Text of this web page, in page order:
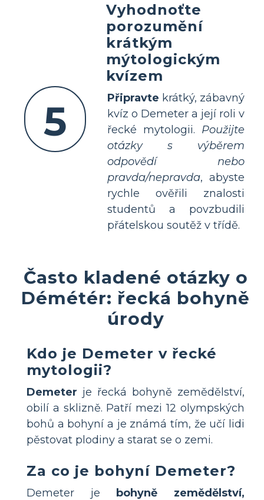
5
Vyhodnoťte
porozumění
krátkým
mýtologickým
kvízem
Připravte krátký, zábavný
kvíz o Demeter a její roli v
řecké mytologii. Použijte
otázky s výběrem
odpovědí nebo
pravda/nepravda, abyste
rychle ověřili znalosti
studentů a povzbudili
přátelskou soutěž v třídě.
Často kladené otázky o
Démétér: řecká bohyně
úrody
Kdo je Demeter v řecké
mytologii?
Demeter je řecká bohyně zemědělství,
obilí a sklizně. Patří mezi 12 olympských
bohů a bohyní a je známá tím, že učí lidi
pěstovat plodiny a starat se o zemi.
Za co je bohyní Demeter?
Demeter je
bohyně zemědělství,